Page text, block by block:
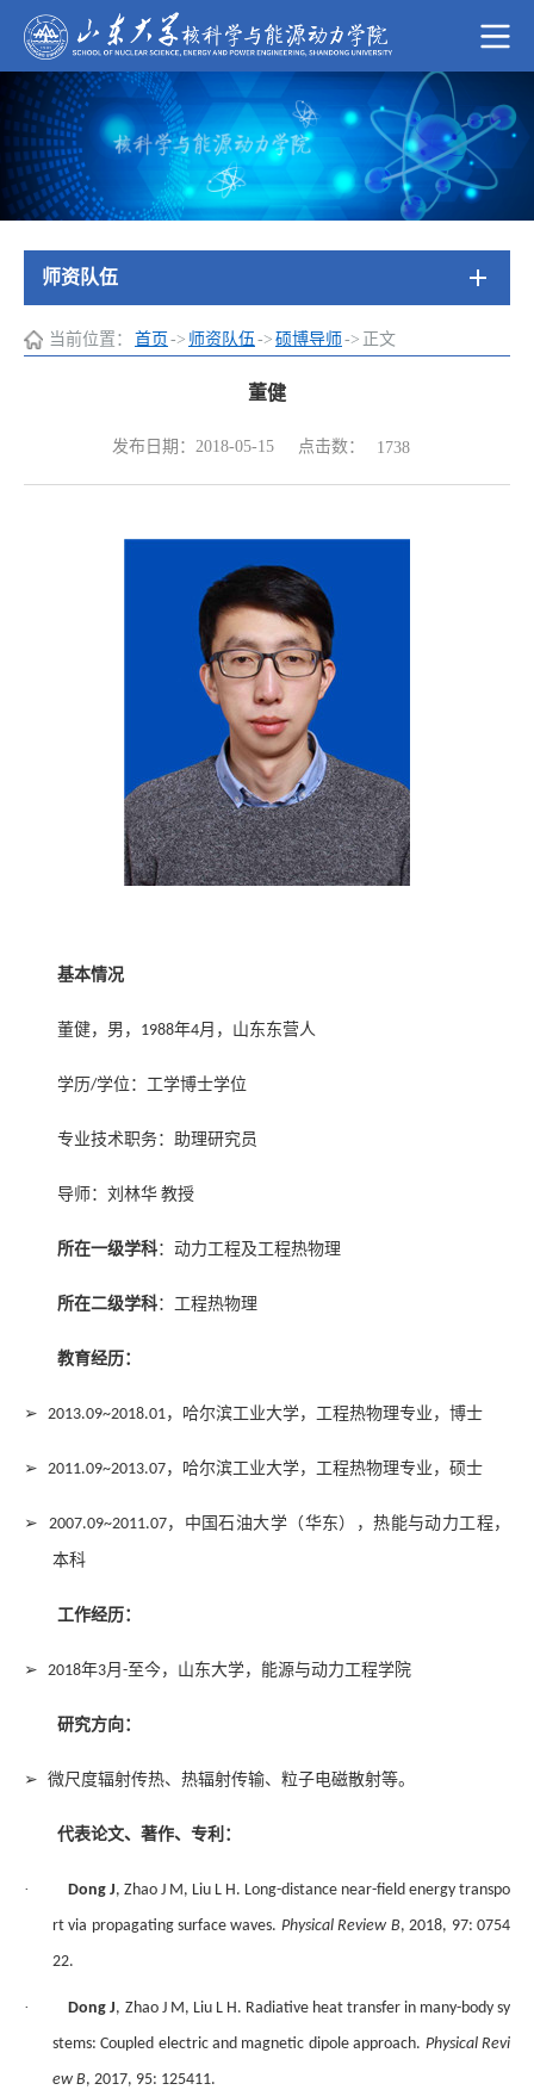
师资队伍
当前位置： 首页 -> 师资队伍 -> 硕博导师 -> 正文
董健
发布日期：2018-05-15 点击数： 1738
基本情况
董健，男， 1988年4月，山东东营人
学历/学位：工学博士学位
专业技术职务：助理研究员
导师：刘林华 教授
所在一级学科：动力工程及工程热物理
所在二级学科：工程热物理
教育经历：
➢ 2013.09~2018.01，哈尔滨工业大学，工程热物理专业，博士
➢ 2011.09~2013.07，哈尔滨工业大学，工程热物理专业，硕士
➢ 2007.09~2011.07，中国石油大学（华东），热能与动力工程，
本科
工作经历：
➢ 2018年3月 -至今，山东大学，能源与动力工程学院
研究方向：
➢ 微尺度辐射传热、热辐射传输、粒子电磁散射等。
代表论文、著作、专利：
· Dong J, Zhao J M, Liu L H. Long-distance near-field energy transpo
rt via propagating surface waves. Physical Review B, 2018, 97: 0754
22.
· Dong J, Zhao J M, Liu L H. Radiative heat transfer in many-body sy
stems: Coupled electric and magnetic dipole approach. Physical Revi
ew B, 2017, 95: 125411.